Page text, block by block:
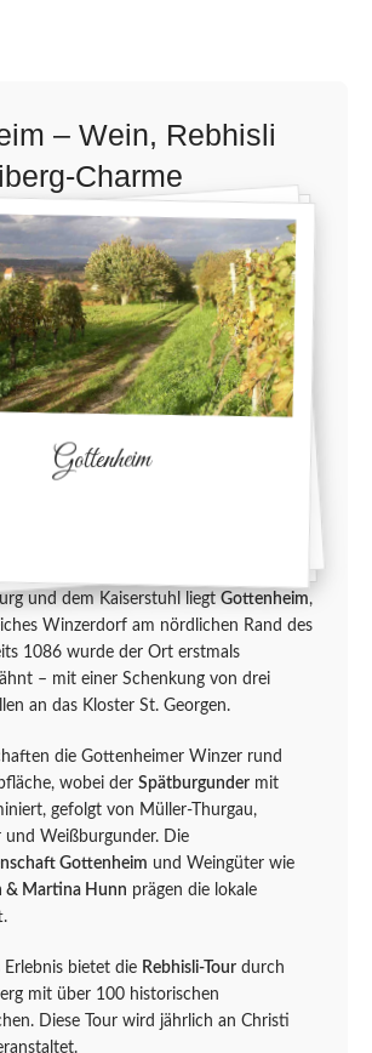
– Wein, Rebhisli
Charme
und dem Kaiserstuhl liegt Gottenheim,
Winzerdorf am nördlichen Rand des
1086 wurde der Ort erstmals
– mit einer Schenkung von drei
an das Kloster St. Georgen.
die Gottenheimer Winzer rund
wobei der Spätburgunder mit
gefolgt von Müller-Thurgau,
und Weißburgunder. Die
Gottenheim und Weingüter wie
& Martina Hunn prägen die lokale
Erlebnis bietet die Rebhisli-Tour durch
mit über 100 historischen
Diese Tour wird jährlich an Christi
Gottenheim